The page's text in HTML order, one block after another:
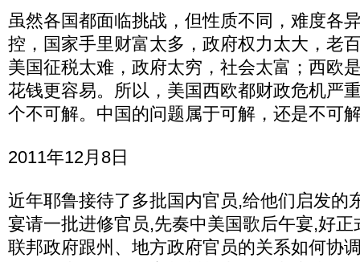
虽然各国都面临挑战，但性质不同，难度各
控，国家手里财富太多，政府权力太大，老
美国征税太难，政府太穷，社会太富；西欧
花钱更容易。所以，美国西欧都财政危机严
个不可解。中国的问题属于可解，还是不可
2011年12月8日
近年耶鲁接待了多批国内官员,给他们启发的
宴请一批进修官员,先奏中美国歌后午宴,好
联邦政府跟州、地方政府官员的关系如何协